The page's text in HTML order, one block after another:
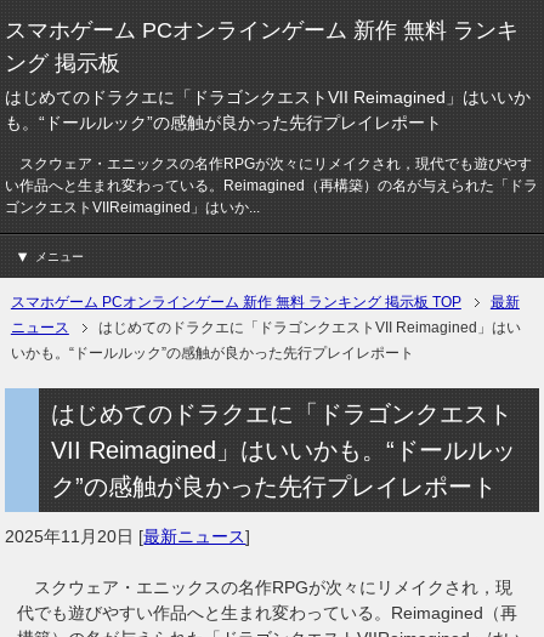
スマホゲーム PCオンラインゲーム 新作 無料 ランキ
ング 掲示板
はじめてのドラクエに「ドラゴンクエストVII Reimagined」はいいか
も。“ドールルック”の感触が良かった先行プレイレポート
スクウェア・エニックスの名作RPGが次々にリメイクされ，現代でも遊びやす
い作品へと生まれ変わっている。Reimagined（再構築）の名が与えられた「ドラ
ゴンクエストVIIReimagined」はいか...
メニュー
スマホゲーム PCオンラインゲーム 新作 無料 ランキング 掲示板 TOP
最新
ニュース
はじめてのドラクエに「ドラゴンクエストVII Reimagined」はい
いかも。“ドールルック”の感触が良かった先行プレイレポート
はじめてのドラクエに「ドラゴンクエスト
VII Reimagined」はいいかも。“ドールルッ
ク”の感触が良かった先行プレイレポート
2025年11月20日 [最新ニュース]
スクウェア・エニックスの名作RPGが次々にリメイクされ，現
代でも遊びやすい作品へと生まれ変わっている。Reimagined（再